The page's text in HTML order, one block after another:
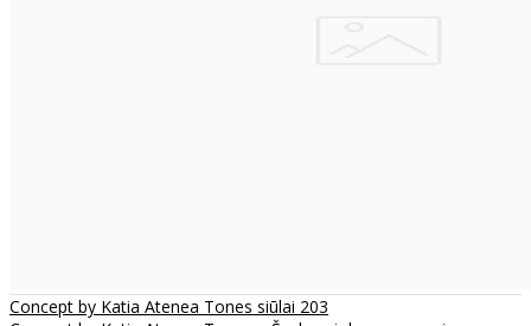
Concept by Katia Atenea Tones siūlai 203